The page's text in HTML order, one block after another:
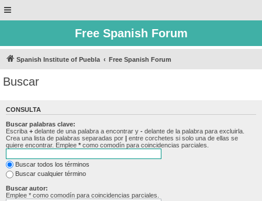
Free Spanish Forum
Spanish Institute of Puebla Free Spanish Forum
Buscar
CONSULTA
Buscar palabras clave:
Escriba + delante de una palabra a encontrar y - delante de la palabra para excluirla.
Crea una lista de palabras separadas por | entre corchetes si solo una de ellas se
quiere encontrar. Emplee * como comodín para coincidencias parciales.
Buscar todos los términos
Buscar cualquier término
Buscar autor:
Emplee * como comodín para coincidencias parciales.